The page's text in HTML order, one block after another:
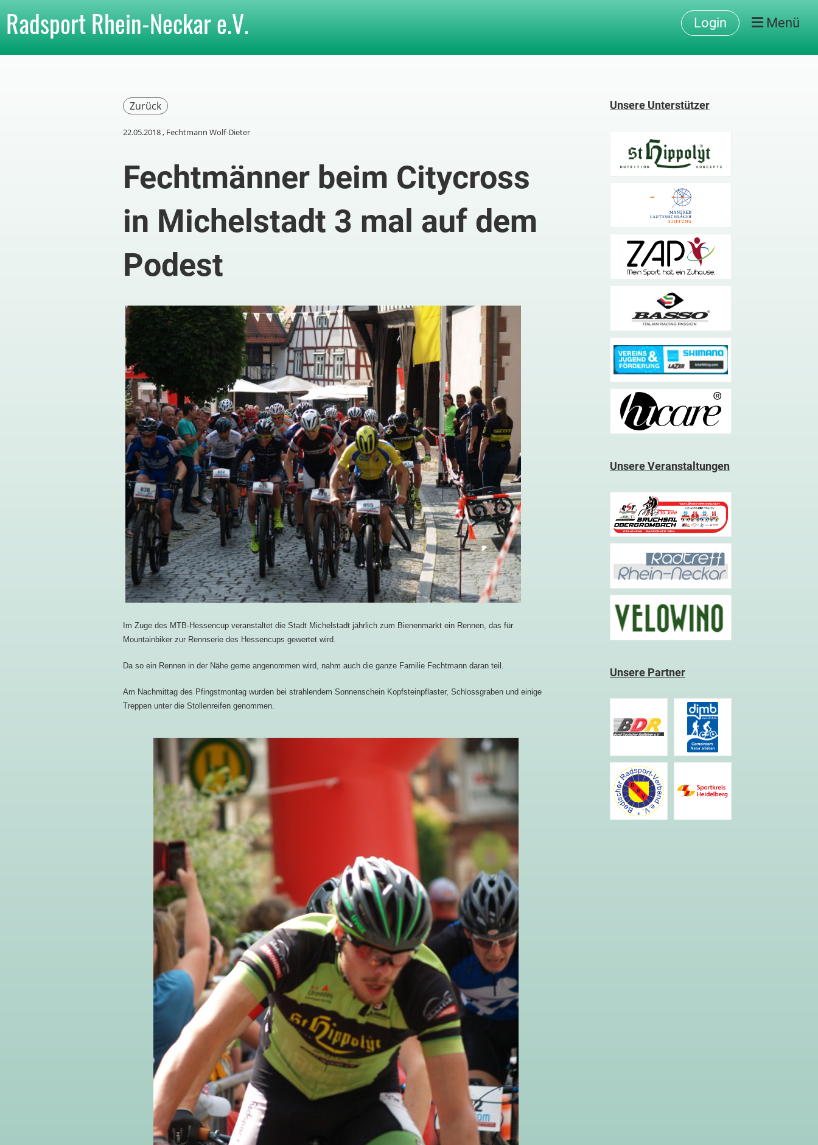
Radsport Rhein-Neckar e.V. Login Menü
Zurück
22.05.2018, Fechtmann Wolf-Dieter
Fechtmänner beim Citycross
in Michelstadt 3 mal auf dem
Podest
Im Zuge des MTB-Hessencup veranstaltet die Stadt Michelstadt jährlich zum Bienenmarkt ein Rennen, das für
Mountainbiker zur Rennserie des Hessencups gewertet wird.
Da so ein Rennen in der Nähe gerne angenommen wird, nahm auch die ganze Familie Fechtmann daran teil.
Am Nachmittag des Pfingstmontag wurden bei strahlendem Sonnenschein Kopfsteinpflaster, Schlossgraben und einige
Treppen unter die Stollenreifen genommen.
Unsere Unterstützer
Unsere Veranstaltungen
Unsere Partner